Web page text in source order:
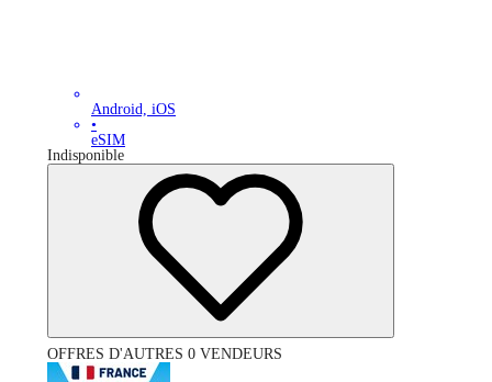
Android, iOS
•
eSIM
Indisponible
OFFRES D'AUTRES 0 VENDEURS